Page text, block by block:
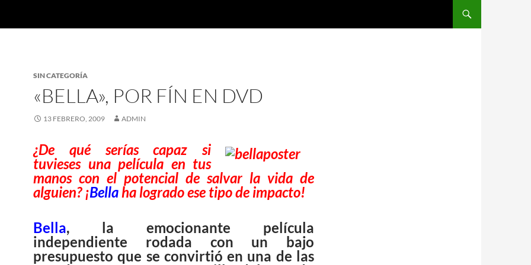
SIN CATEGORÍA
«BELLA», POR FÍN EN DVD
13 FEBRERO, 2009 ADMIN
¿De qué serías capaz si
tuvieses una película en tus
manos con el potencial de salvar la vida de
alguien? ¡Bellaha logrado ese tipo de impacto!
Bella, la emocionante película
independiente rodada con un bajo
presupuesto que se convirtió en una de las